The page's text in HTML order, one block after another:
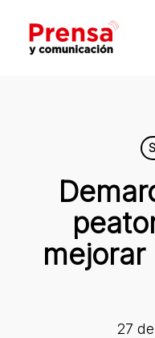
main
mejorar
27